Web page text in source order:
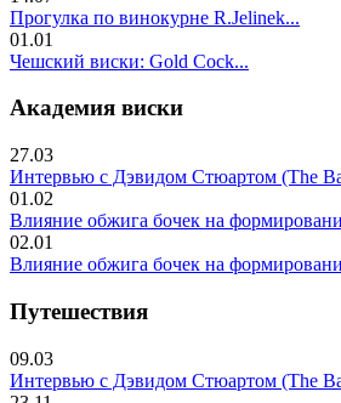
Прогулка по винокурне R.Jelinek...
01.01
Чешский виски: Gold Cock...
Академия виски
27.03
Интервью с Дэвидом Стюартом (The
01.02
Влияние обжига бочек на
02.01
Влияние обжига бочек на
Путешествия
09.03
Интервью с Дэвидом Стюартом (The